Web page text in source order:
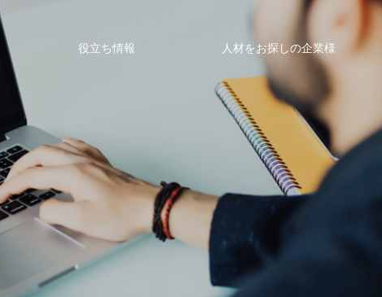
役立ち情報 人材をお探しの企業様